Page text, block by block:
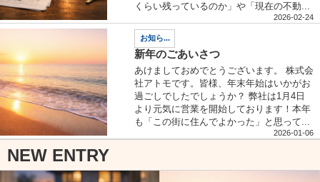
くらい残っているのか」や「現在の不動...
2026-02-24
お知ら...
新年のごあいさつ
あけましておめでとうございます。 株式会
社アトモです。皆様、年末年始はいかがお
過ごしでしたでしょうか？ 弊社は1月4日
より元気に営業を開始しております！本年
も「この街に住んでよかった」と思って...
2026-01-06
NEW ENTRY